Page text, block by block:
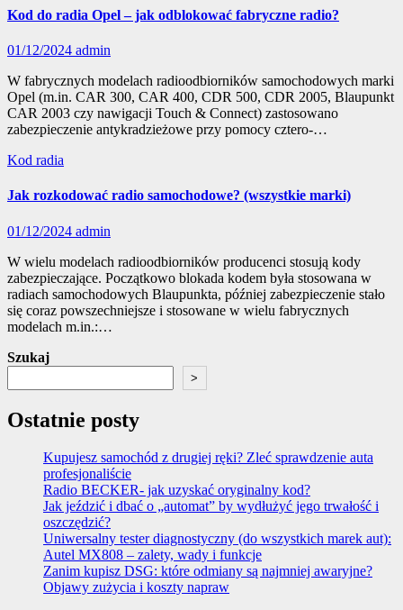
Kod do radia Opel – jak odblokować fabryczne radio?
01/12/2024 admin
W fabrycznych modelach radioodbiorników samochodowych marki
Opel (m.in. CAR 300, CAR 400, CDR 500, CDR 2005, Blaupunkt
CAR 2003 czy nawigacji Touch & Connect) zastosowano
zabezpieczenie antykradzieżowe przy pomocy cztero-…
Kod radia
Jak rozkodować radio samochodowe? (wszystkie marki)
01/12/2024 admin
W wielu modelach radioodbiorników producenci stosują kody
zabezpieczające. Początkowo blokada kodem była stosowana w
radiach samochodowych Blaupunkta, później zabezpieczenie stało
się coraz powszechniejsze i stosowane w wielu fabrycznych
modelach m.in.:…
Szukaj
>
Ostatnie posty
Kupujesz samochód z drugiej ręki? Zleć sprawdzenie auta
profesjonaliście
Radio BECKER- jak uzyskać oryginalny kod?
Jak jeździć i dbać o „automat” by wydłużyć jego trwałość i
oszczędzić?
Uniwersalny tester diagnostyczny (do wszystkich marek aut):
Autel MX808 – zalety, wady i funkcje
Zanim kupisz DSG: które odmiany są najmniej awaryjne?
Objawy zużycia i koszty napraw